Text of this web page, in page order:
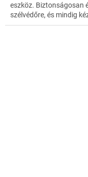
eszköz. Biztonságosan
szélvédőre, és mindig